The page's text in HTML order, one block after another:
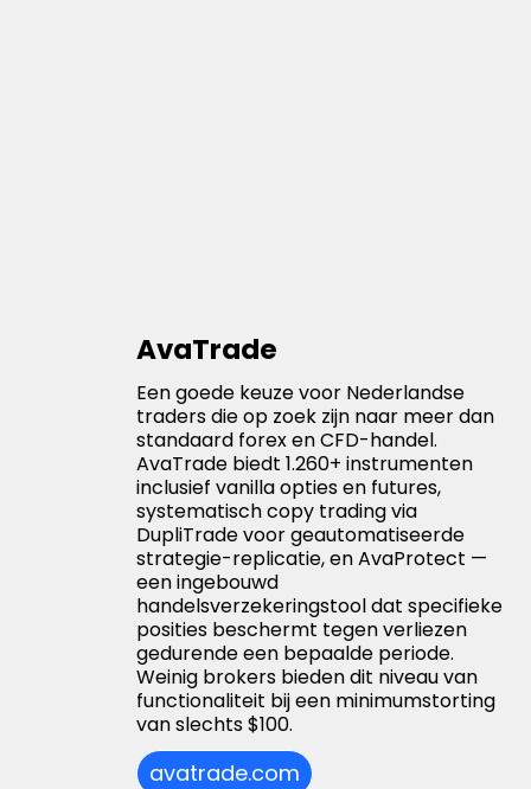
AvaTrade
Een goede keuze voor Nederlandse
traders die op zoek zijn naar meer dan
standaard forex en CFD-handel.
AvaTrade biedt 1.260+ instrumenten
inclusief vanilla opties en futures,
systematisch copy trading via
DupliTrade voor geautomatiseerde
strategie-replicatie, en AvaProtect —
een ingebouwd
handelsverzekeringstool dat specifieke
posities beschermt tegen verliezen
gedurende een bepaalde periode.
Weinig brokers bieden dit niveau van
functionaliteit bij een minimumstorting
van slechts $100.
avatrade.com